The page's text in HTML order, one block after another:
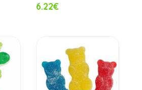
6.22€